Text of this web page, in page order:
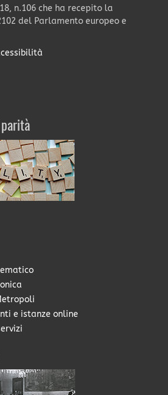
n.106 che ha recepito la
del Parlamento europeo e
e istanze online